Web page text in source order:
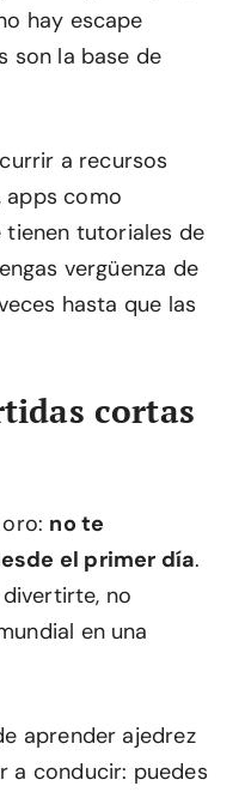
hay escape
son la base de
a recursos
apps como
tienen tutoriales de
vergüenza de
hasta que las
cortas
no te
el primer día.
no
en una
aprender ajedrez
a conducir: puedes